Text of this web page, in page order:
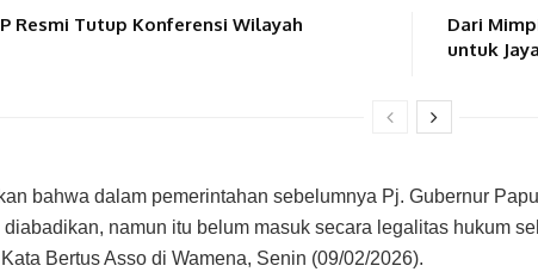
Resmi Tutup Konferensi Wilayah
Dari
untuk
bahwa dalam pemerintahan sebelumnya Pj. Gubernur
namun itu belum masuk secara legalitas hukum
Bertus Asso di Wamena, Senin (09/02/2026).